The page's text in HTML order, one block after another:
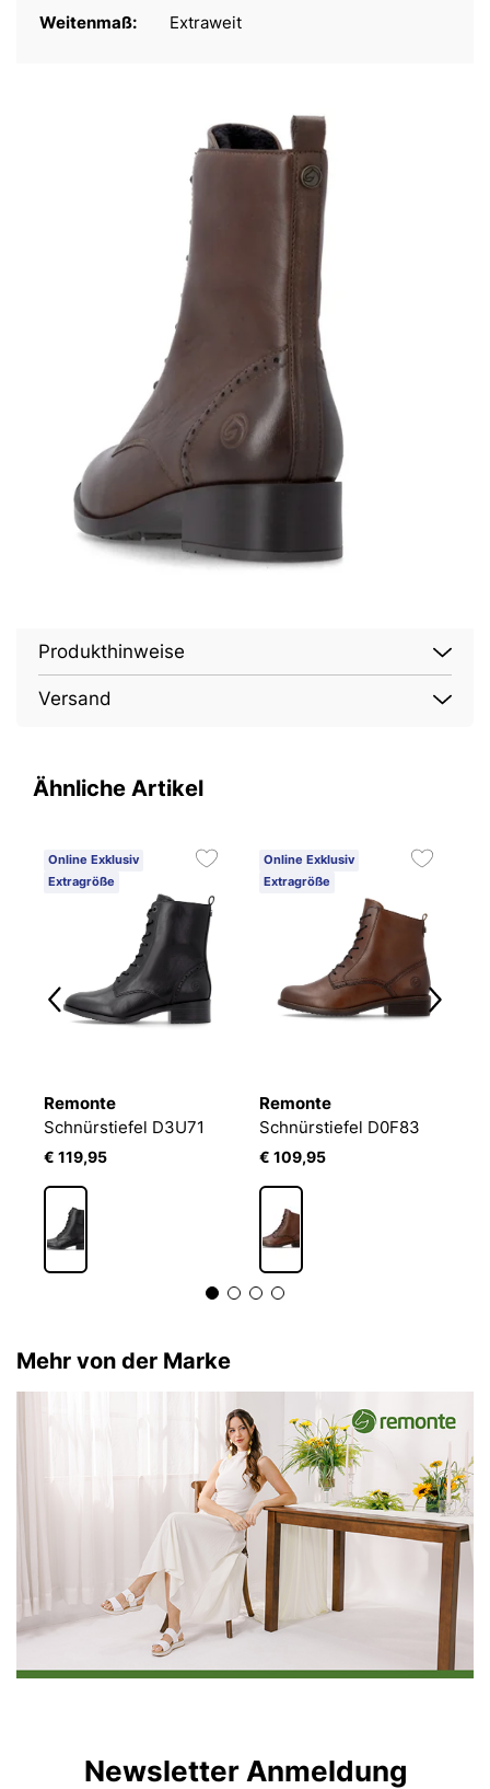
Weitenmaß: Extraweit
Produkthinweise
Versand
Ähnliche Artikel
Online Exklusiv
Extragröße
Remonte
Schnürstiefel D3U71
€ 119,95
Online Exklusiv
Extragröße
Remonte
Schnürstiefel D0F83
€ 109,95
Mehr von der Marke
Newsletter Anmeldung